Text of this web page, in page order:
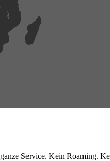
Service. Kein Roaming.